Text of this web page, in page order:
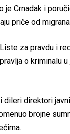
je Crnadak i
priče od
za pravdu i
o kriminalu u
dileri direktori
brojne